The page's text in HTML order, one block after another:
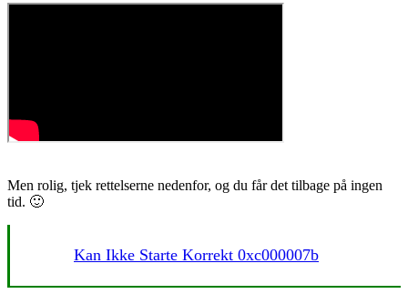
Men rolig, tjek rettelserne nedenfor, og du får det tilbage på ingen
tid. 🙂
Kan Ikke Starte Korrekt 0xc000007b